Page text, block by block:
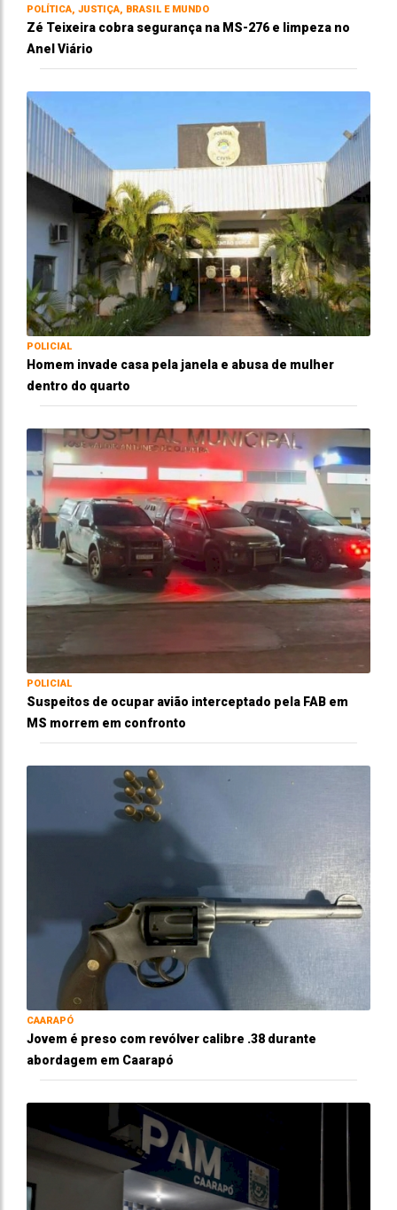
POLÍTICA, JUSTIÇA, BRASIL E MUNDO
Zé Teixeira cobra segurança na MS-276 e limpeza no
Anel Viário
POLICIAL
Homem invade casa pela janela e abusa de mulher
dentro do quarto
POLICIAL
Suspeitos de ocupar avião interceptado pela FAB em
MS morrem em confronto
CAARAPÓ
Jovem é preso com revólver calibre .38 durante
abordagem em Caarapó